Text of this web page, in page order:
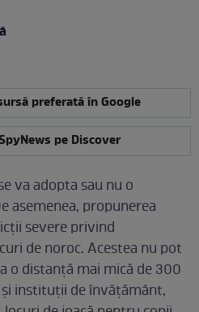
preferată în Google
pe Discover
va adopta sau nu o
asemenea, propunerea
severe privind
de noroc. Acestea nu pot
o distanță mai mică de 300
instituții de învățământ,